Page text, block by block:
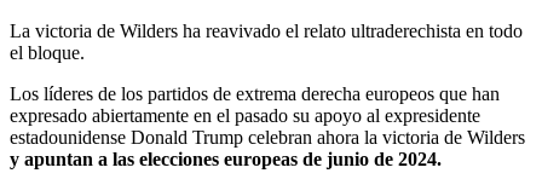
La victoria de Wilders ha reavivado el relato ultraderechista en todo
el bloque.
Los líderes de los partidos de extrema derecha europeos que han
expresado abiertamente en el pasado su apoyo al expresidente
estadounidense Donald Trump celebran ahora la victoria de Wilders
y apuntan a las elecciones europeas de junio de 2024.